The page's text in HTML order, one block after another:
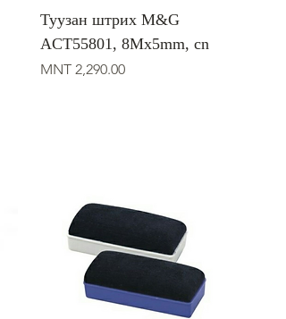
Туузан штрих M&G
ACT55801, 8Mx5mm, cn
Price
MNT 2,290.00